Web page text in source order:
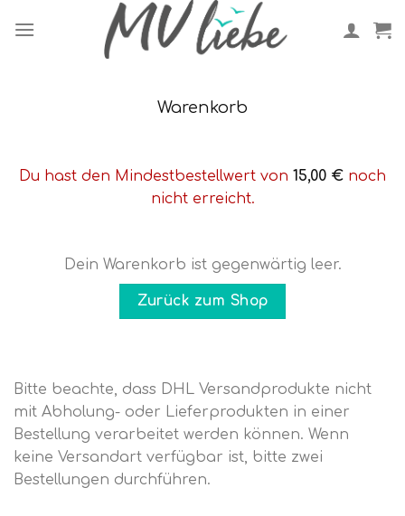
Warenkorb
Du hast den Mindestbestellwert von 15,00 € noch
nicht erreicht.
Dein Warenkorb ist gegenwärtig leer.
Zurück zum Shop